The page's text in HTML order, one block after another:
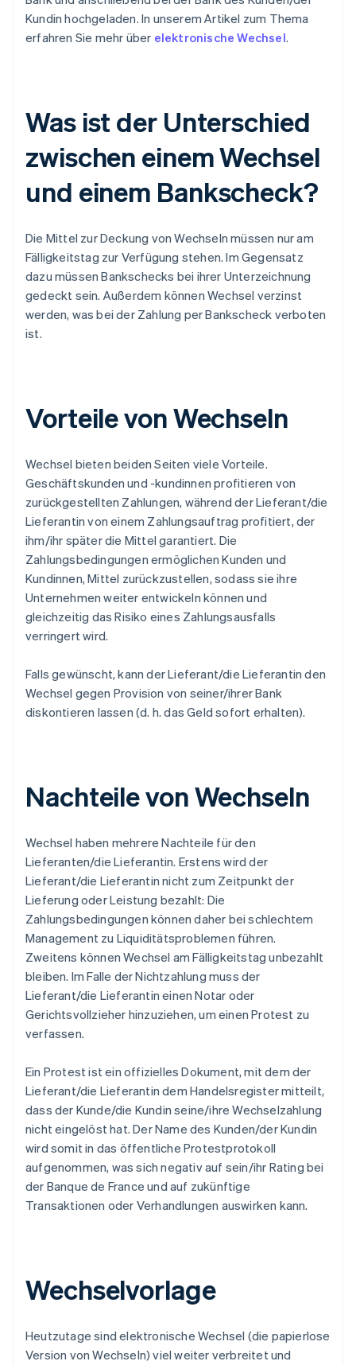
Kundin hochgeladen. In unserem Artikel zum Thema
erfahren Sie mehr über elektronische Wechsel.
Was ist der Unterschied
zwischen einem Wechsel
und einem Bankscheck?
Die Mittel zur Deckung von Wechseln müssen nur am
Fälligkeitstag zur Verfügung stehen. Im Gegensatz
dazu müssen Bankschecks bei ihrer Unterzeichnung
gedeckt sein. Außerdem können Wechsel verzinst
werden, was bei der Zahlung per Bankscheck verboten
ist.
Vorteile von Wechseln
Wechsel bieten beiden Seiten viele Vorteile.
Geschäftskunden und -kundinnen profitieren von
zurückgestellten Zahlungen, während der Lieferant/die
Lieferantin von einem Zahlungsauftrag profitiert, der
ihm/ihr später die Mittel garantiert. Die
Zahlungsbedingungen ermöglichen Kunden und
Kundinnen, Mittel zurückzustellen, sodass sie ihre
Unternehmen weiter entwickeln können und
gleichzeitig das Risiko eines Zahlungsausfalls
verringert wird.
Falls gewünscht, kann der Lieferant/die Lieferantin den
Wechsel gegen Provision von seiner/ihrer Bank
diskontieren lassen (d. h. das Geld sofort erhalten).
Nachteile von Wechseln
Wechsel haben mehrere Nachteile für den
Lieferanten/die Lieferantin. Erstens wird der
Lieferant/die Lieferantin nicht zum Zeitpunkt der
Lieferung oder Leistung bezahlt: Die
Zahlungsbedingungen können daher bei schlechtem
Management zu Liquiditätsproblemen führen.
Zweitens können Wechsel am Fälligkeitstag unbezahlt
bleiben. Im Falle der Nichtzahlung muss der
Lieferant/die Lieferantin einen Notar oder
Gerichtsvollzieher hinzuziehen, um einen Protest zu
verfassen.
Ein Protest ist ein offizielles Dokument, mit dem der
Lieferant/die Lieferantin dem Handelsregister mitteilt,
dass der Kunde/die Kundin seine/ihre Wechselzahlung
nicht eingelöst hat. Der Name des Kunden/der Kundin
wird somit in das öffentliche Protestprotokoll
aufgenommen, was sich negativ auf sein/ihr Rating bei
der Banque de France und auf zukünftige
Transaktionen oder Verhandlungen auswirken kann.
Wechselvorlage
Heutzutage sind elektronische Wechsel (die papierlose
Version von Wechseln) viel weiter verbreitet und